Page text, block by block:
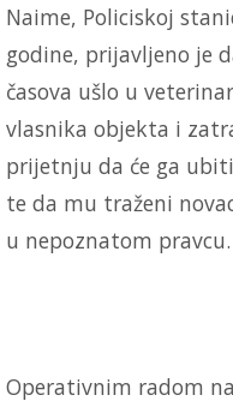
Naime, Policiskoj
godine, prijavljeno je
časova ušlo u
vlasnika objekta i
prijetnju da će ga
te da mu traženi
u nepoznatom pravcu.
Operativnim radom